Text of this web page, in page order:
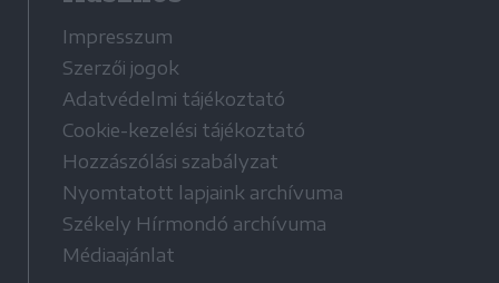
Impresszum
Szerzői jogok
Adatvédelmi tájékoztató
Cookie-kezelési tájékoztató
Hozzászólási szabályzat
Nyomtatott lapjaink archívuma
Székely Hírmondó archívuma
Médiaajánlat